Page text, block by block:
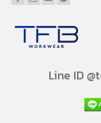
Line ID